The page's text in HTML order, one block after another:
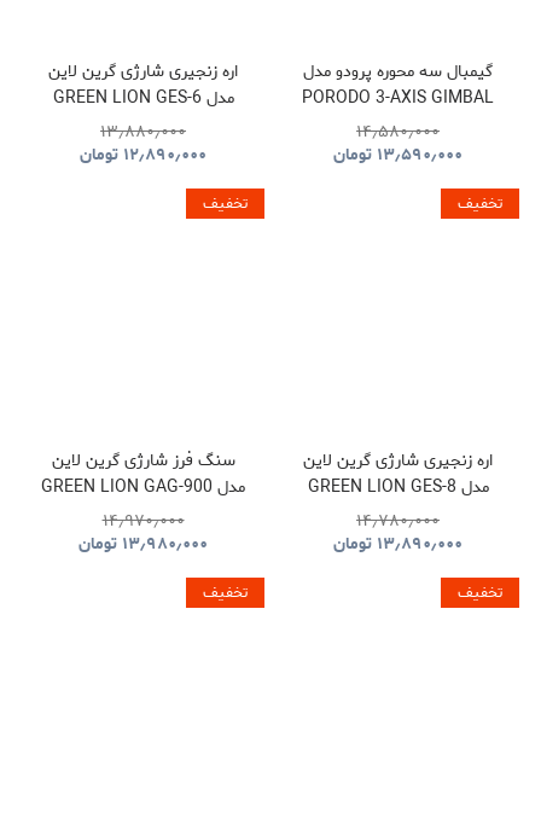
گیمبال سه محوره پرودو مدل
PORODO 3-AXIS GIMBAL
STABILIZER PDLFST127BK
۱۴٫۵۸۰٫۰۰۰
۱۳٫۵۹۰٫۰۰۰ تومان
اره زنجیری شارژی گرین لاین
مدل GREEN LION GES-6
CORDLESS ELECTRIC
CHAINSAW
۱۳٫۸۸۰٫۰۰۰
۱۲٫۸۹۰٫۰۰۰ تومان
تخفیف
اره زنجیری شارژی گرین لاین
مدل GREEN LION GES-8
BRUSHLESS CORDLESS
CHAINSAW GNOCSWTLGN
۱۴٫۷۸۰٫۰۰۰
۱۳٫۸۹۰٫۰۰۰ تومان
تخفیف
سنگ فرز شارژی گرین لاین
مدل GREEN LION GAG-900
CORDLESS ANGLE
GRINDER TOOL
۱۴٫۹۷۰٫۰۰۰
۱۳٫۹۸۰٫۰۰۰ تومان
تخفیف تخفیف